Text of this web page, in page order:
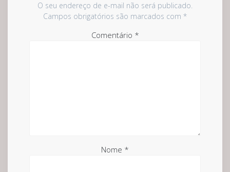
O seu endereço de e-mail não será publicado.
Campos obrigatórios são marcados com *
Comentário *
Nome *